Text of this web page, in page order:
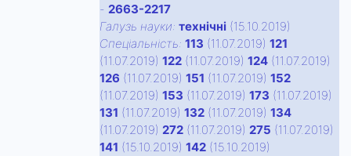
- 2663-2217
Галузь науки: технічні (15.10.2019)
Спецiальнiсть: 113 (11.07.2019) 121
(11.07.2019) 122 (11.07.2019) 124 (11.07.2019)
126 (11.07.2019) 151 (11.07.2019) 152
(11.07.2019) 153 (11.07.2019) 173 (11.07.2019)
131 (11.07.2019) 132 (11.07.2019) 134
(11.07.2019) 272 (11.07.2019) 275 (11.07.2019)
141 (15.10.2019) 142 (15.10.2019)